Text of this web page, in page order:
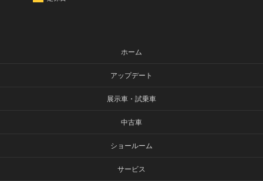
ホーム
アップデート
展示車・試乗車
中古車
ショールーム
サービス